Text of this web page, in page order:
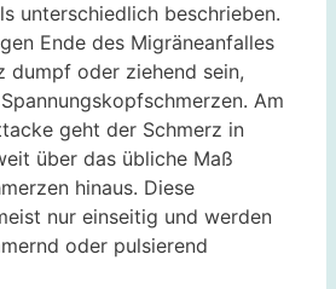
unterschiedlich beschrieben.
Ende des Migräneanfalles
dumpf oder ziehend sein,
Am
geht der Schmerz in
über das übliche Maß
hinaus. Diese
nur einseitig und werden
oder pulsierend